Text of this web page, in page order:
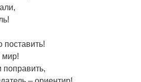
поставить!
мир!